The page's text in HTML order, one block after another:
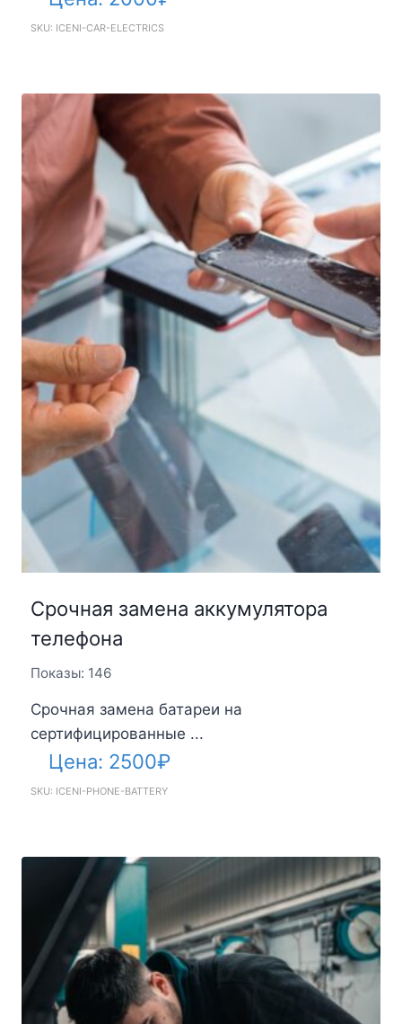
SKU: ICENI-CAR-ELECTRICS
Срочная замена аккумулятора
телефона
Показы: 146
Срочная замена батареи на
сертифицированные ...
Цена: 2500₽
SKU: ICENI-PHONE-BATTERY